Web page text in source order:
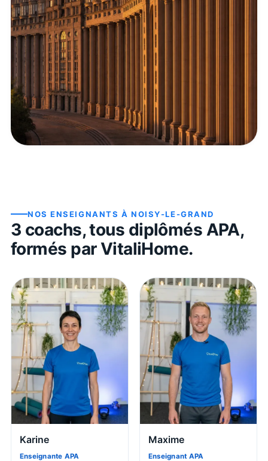
NOS ENSEIGNANTS ÀNOISY-LE-GRAND
3 coachs, tous diplômés APA,
formés par VitaliHome.
Karine
Enseignante APA
Maxime
Enseignant APA